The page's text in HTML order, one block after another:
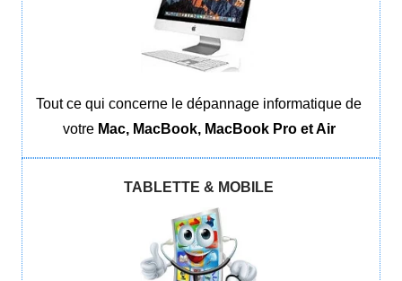
Tout ce qui concerne le dépannage informatique de
votre Mac, MacBook, MacBook Pro et Air
TABLETTE & MOBILE